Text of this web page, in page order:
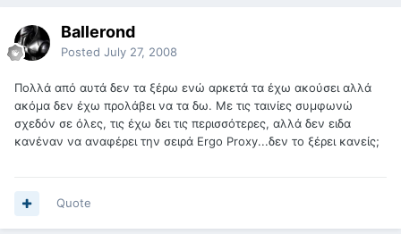
Ballerond
Posted July 27, 2008
Πολλά από αυτά δεν τα ξέρω ενώ αρκετά τα έχω ακούσει αλλά
ακόμα δεν έχω προλάβει να τα δω. Με τις ταινίες συμφωνώ
σχεδόν σε όλες, τις έχω δει τις περισσότερες, αλλά δεν ειδα
κανέναν να αναφέρει την σειρά Ergo Proxy...δεν το ξέρει κανείς;
Quote